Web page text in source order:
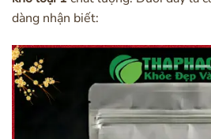
dàng nhận biết: